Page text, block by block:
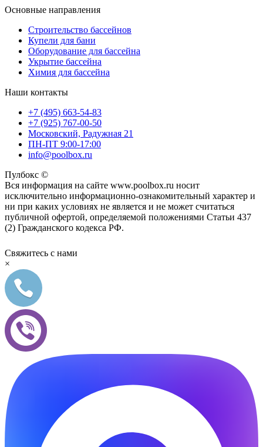
Основные направления
Строительство бассейнов
Купели для бани
Оборудование для бассейна
Укрытие бассейна
Химия для бассейна
Наши контакты
+7 (495) 663-54-83
+7 (925) 767-00-50
Московский, Радужная 21
ПН-ПТ 9:00-17:00
info@poolbox.ru
Пулбокс ©
Вся информация на сайте www.poolbox.ru носит
исключительно информационно-ознакомительный характер и
ни при каких условиях не является и не может считаться
публичной офертой, определяемой положениями Статьи 437
(2) Гражданского кодекса РФ.
Свяжитесь с нами
×